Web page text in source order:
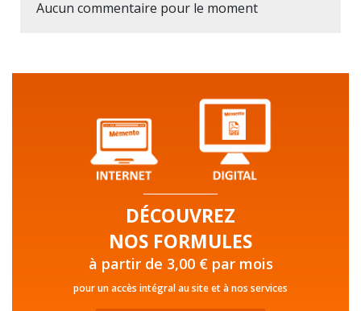
Aucun commentaire pour le moment
DÉCOUVREZ
NOS FORMULES
à partir de 3,00 € par mois
pour un accès intégral au site et à nos services